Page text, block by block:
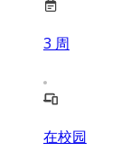
3 周
在校园